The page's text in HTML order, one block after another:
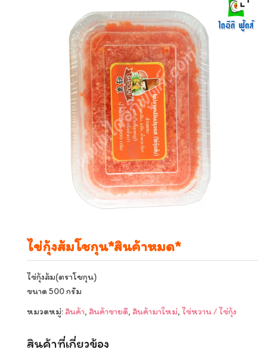
ไข่กุ้งส้มโชกุน*สินค้าหมด*
ไข่กุ้งส้ม(ตราโชกุน)
ขนาด 500 กรัม
หมวดหมู่:สินค้า, สินค้าขายดี, สินค้ามาใหม่, ไข่หวาน / ไข่กุ้ง
สินค้าที่เกี่ยวข้อง